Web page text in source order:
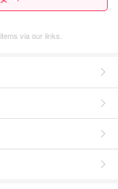
via our links.